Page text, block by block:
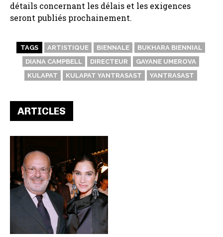
détails concernant les délais et les exigences
seront publiés prochainement.
TAGS ARTISTIQUE BIENNALE
BUKHARA BIENNIAL
DIANA CAMPBELL
DIRECTEUR
GAYANE UMEROVA
KULAPAT
KULAPAT YANTRASAST YANTRASAST
ARTICLES